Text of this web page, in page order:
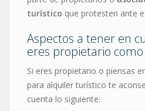
turístico que protesten ante
Aspectos a tener en
eres propietario
Si eres propietario o piensas
para alquiler turístico te
cuenta lo siguiente: